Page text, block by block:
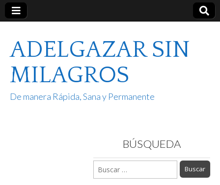
ADELGAZAR SIN
MILAGROS
De manera Rápida, Sana y Permanente
BÚSQUEDA
Buscar: